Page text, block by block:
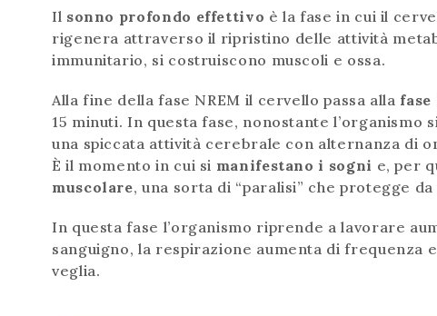
Il sonno profondo effettivo è la fase in cui il
rigenera attraverso il ripristino delle attività
immunitario, si costruiscono muscoli e ossa.
Alla fine della fase NREM il cervello passa alla fase
15 minuti. In questa fase, nonostante
una spiccata attività cerebrale con alternanza di
È il momento in cui si manifestano i sogni e, per
muscolare, una sorta di “paralisi” che protegge
In questa fase l’organismo riprende a lavorare
sanguigno, la respirazione aumenta di frequenza
veglia.